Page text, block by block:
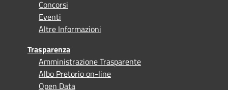
Concorsi
Eventi
Altre Informazioni
Trasparenza
Amministrazione Trasparente
Albo Pretorio on-line
Open Data